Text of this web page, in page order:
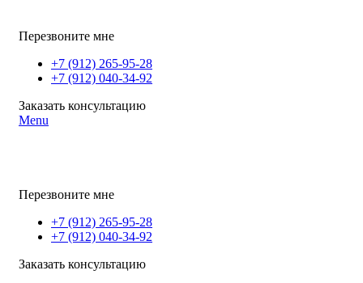
Перезвоните мне
+7 (912) 265-95-28
+7 (912) 040-34-92
Заказать консультацию
Menu
Перезвоните мне
+7 (912) 265-95-28
+7 (912) 040-34-92
Заказать консультацию